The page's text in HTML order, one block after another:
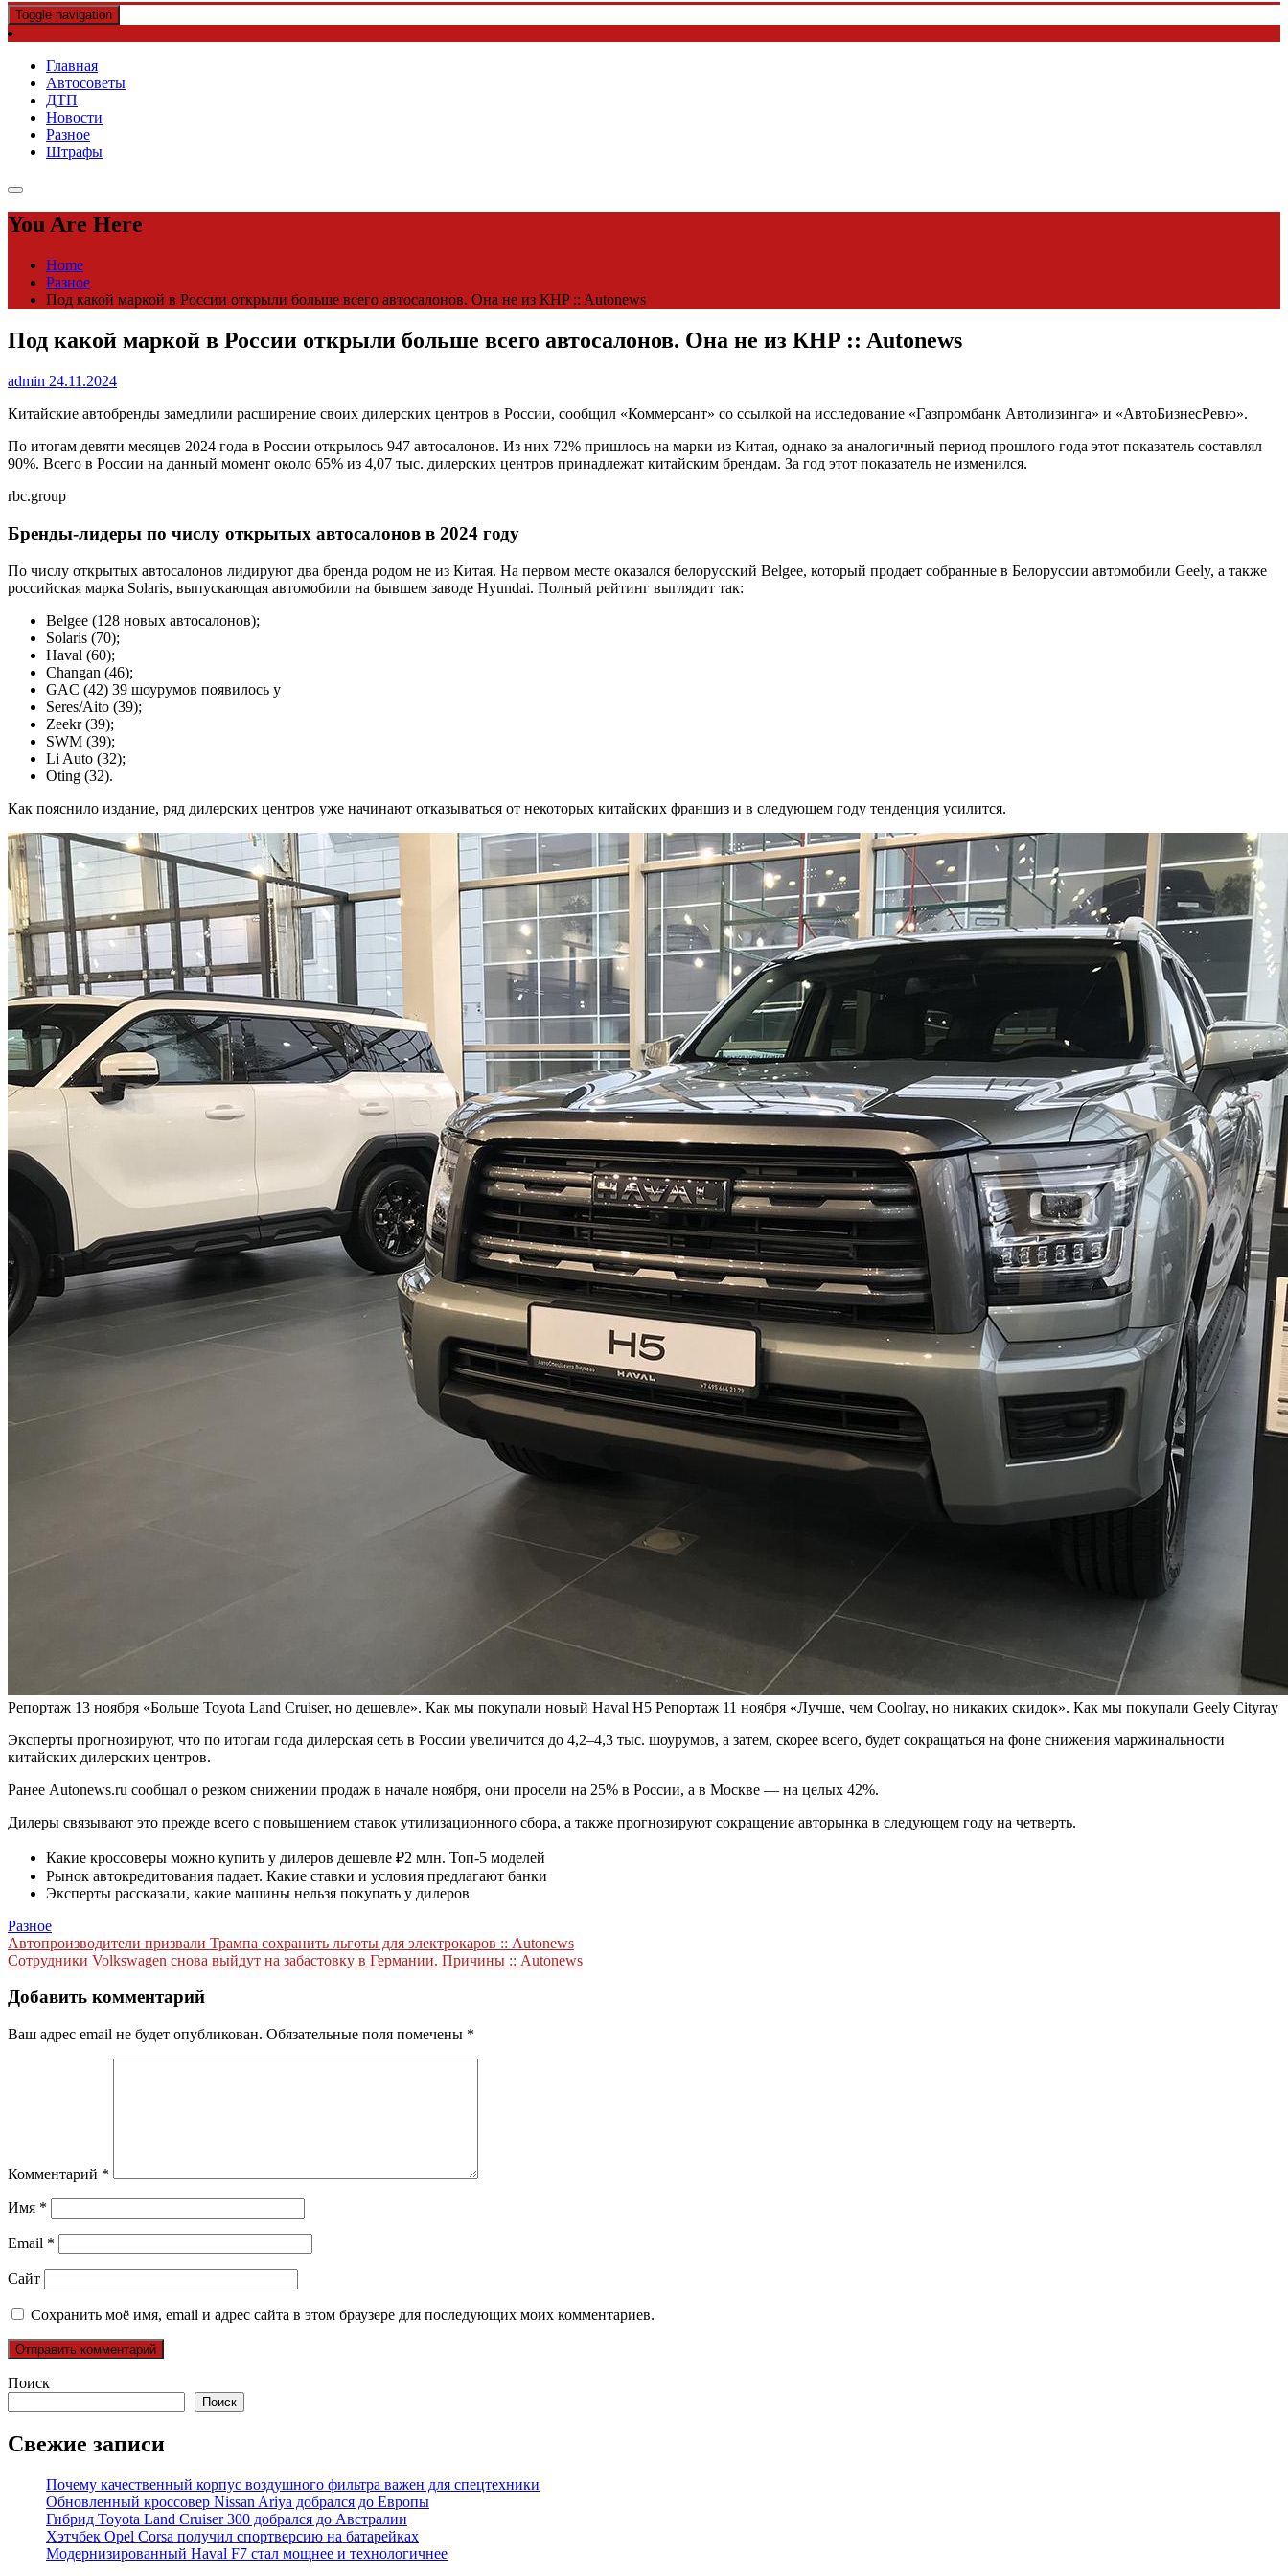
Toggle navigation
Главная
Автосоветы
ДТП
Новости
Разное
Штрафы
You Are Here
Home
Разное
Под какой маркой в России открыли больше всего автосалонов. Она не из КНP :: Autonews
Под какой маркой в России открыли больше всего автосалонов. Она не из КНP :: Autonews
admin 24.11.2024
Китайские автобренды замедлили расширение своих дилерских центров в России, сообщил «Коммерсант» со ссылкой на исследование «Газпромбанк Автолизинга» и «АвтоБизнесРевю».
По итогам девяти месяцев 2024 года в России открылось 947 автосалонов. Из них 72% пришлось на марки из Китая, однако за аналогичный период прошлого года этот показатель составлял
90%. Всего в России на данный момент около 65% из 4,07 тыс. дилерских центров принадлежат китайским брендам. За год этот показатель не изменился.
rbc.group
Бренды-лидеры по числу открытых автосалонов в 2024 году
По числу открытых автосалонов лидируют два бренда родом не из Китая. На первом месте оказался белорусский Belgee, который продает собранные в Белоруссии автомобили Geely, а также
российская марка Solaris, выпускающая автомобили на бывшем заводе Hyundai. Полный рейтинг выглядит так:
Belgee (128 новых автосалонов);
Solaris (70);
Haval (60);
Changan (46);
GAC (42) 39 шоурумов появилось у
Seres/Aitо (39);
Zeekr (39);
SWM (39);
Li Auto (32);
Oting (32).
Как пояснило издание, ряд дилерских центров уже начинают отказываться от некоторых китайских франшиз и в следующем году тенденция усилится.
Репортаж 13 ноября «Больше Toyota Land Cruiser, но дешевле». Как мы покупали новый Haval H5 Репортаж 11 ноября «Лучше, чем Coolray, но никаких скидок». Как мы покупали Geely Cityray
Эксперты прогнозируют, что по итогам года дилерская сеть в России увеличится до 4,2–4,3 тыс. шоурумов, а затем, скорее всего, будет сокращаться на фоне снижения маржинальности
китайских дилерских центров.
Ранее Autonews.ru сообщал о резком снижении продаж в начале ноября, они просели на 25% в России, а в Москве — на целых 42%.
Дилеры связывают это прежде всего с повышением ставок утилизационного сбора, а также прогнозируют сокращение авторынка в следующем году на четверть.
Какие кроссоверы можно купить у дилеров дешевле ₽2 млн. Топ-5 моделей
Рынок автокредитования падает. Какие ставки и условия предлагают банки
Эксперты рассказали, какие машины нельзя покупать у дилеров
Разное
Навигация
по
записям
Автопроизводители призвали Трампа сохранить льготы для электрокаров :: Autonews
Сотрудники Volkswagen снова выйдут на забастовку в Германии. Причины :: Autonews
Добавить комментарий
Ваш адрес email не будет опубликован. Обязательные поля помечены *
Комментарий *
Имя *
Email *
Сайт
Сохранить моё имя, email и адрес сайта в этом браузере для последующих моих комментариев.
Поиск
Поиск
Свежие записи
Почему качественный корпус воздушного фильтра важен для спецтехники
Обновленный кроссовер Nissan Ariya добрался до Европы
Гибрид Toyota Land Cruiser 300 добрался до Австралии
Хэтчбек Opel Corsa получил спортверсию на батарейках
Модернизированный Haval F7 стал мощнее и технологичнее